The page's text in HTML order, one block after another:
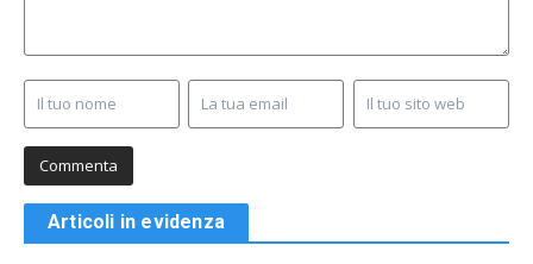
Articoli in evidenza